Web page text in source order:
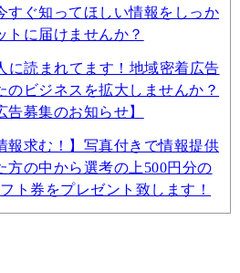
すぐ知ってほしい情報をしっか
トに届けませんか？
に読まれてます！地域密着広告
のビジネスを拡大しませんか？
告募集のお知らせ】
報求む！】写真付きで情報提供
方の中から選考の上500円分の
ト券をプレゼント致します！